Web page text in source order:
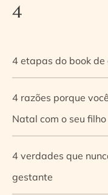
4
4 etapas do book
4 razões porque
Natal com o seu filho
4 verdades que
gestante